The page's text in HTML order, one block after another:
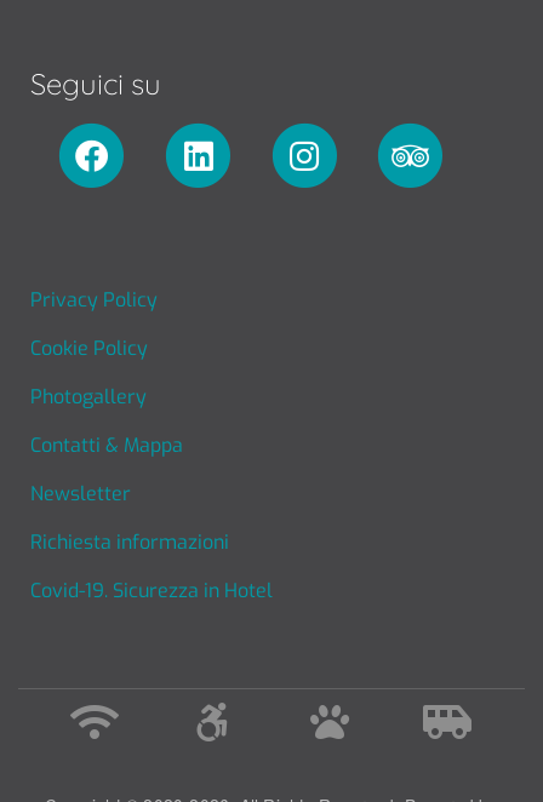
Seguici su
FOOTER MENU
Privacy Policy
Cookie Policy
Photogallery
Contatti & Mappa
Newsletter
Richiesta informazioni
Covid-19. Sicurezza in Hotel